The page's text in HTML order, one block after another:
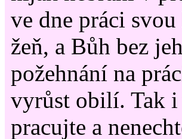
ve dne práci
žeň, a Bůh bez
požehnání na
vyrůst obilí. Tak
pracujte a